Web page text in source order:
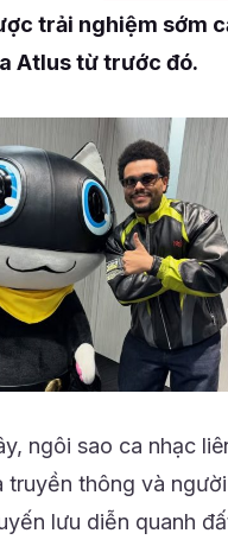
trải nghiệm sớm
Atlus từ trước đó.
ngôi sao ca nhạc
truyền thông và
lưu diễn quanh